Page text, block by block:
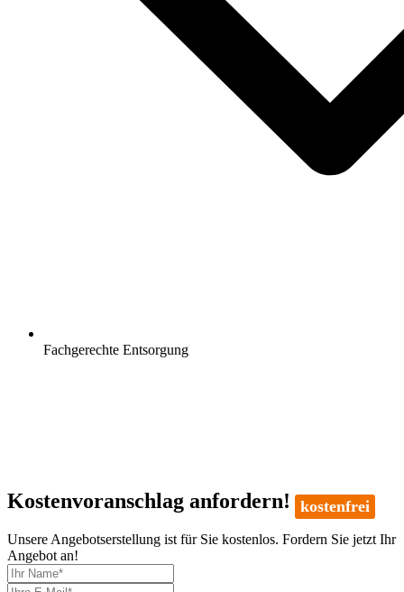
Fachgerechte Entsorgung
Kostenvoranschlag anfordern! kostenfrei
Unsere Angebotserstellung ist für Sie kostenlos. Fordern Sie jetzt Ihr
Angebot an!